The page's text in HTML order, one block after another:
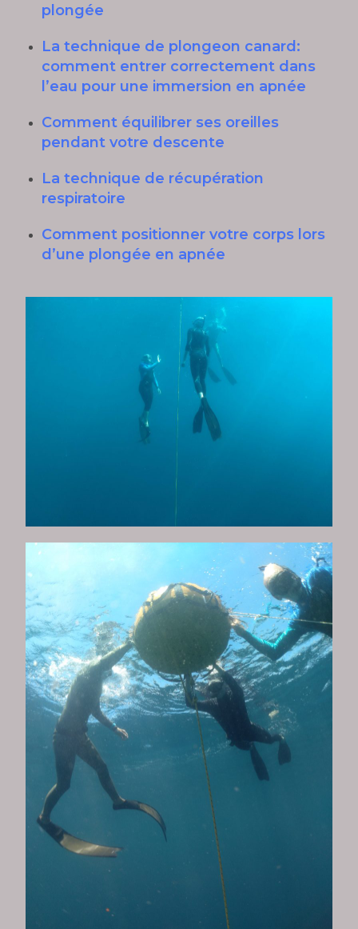
plongée
La technique de plongeon canard:
comment entrer correctement dans
l’eau pour une immersion en apnée
Comment équilibrer ses oreilles
pendant votre descente
La technique de récupération
respiratoire
Comment positionner votre corps lors
d’une plongée en apnée